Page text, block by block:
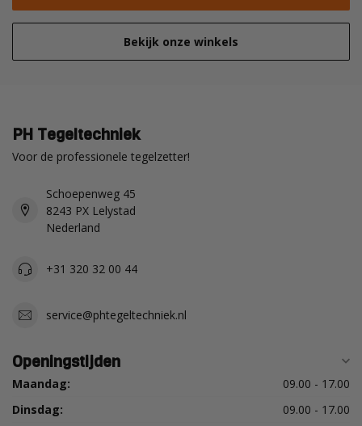
Bekijk onze winkels
PH Tegeltechniek
Voor de professionele tegelzetter!
Schoepenweg 45
8243 PX Lelystad
Nederland
+31 320 32 00 44
service@phtegeltechniek.nl
Openingstijden
Maandag:
09.00 - 17.00
Dinsdag:
09.00 - 17.00